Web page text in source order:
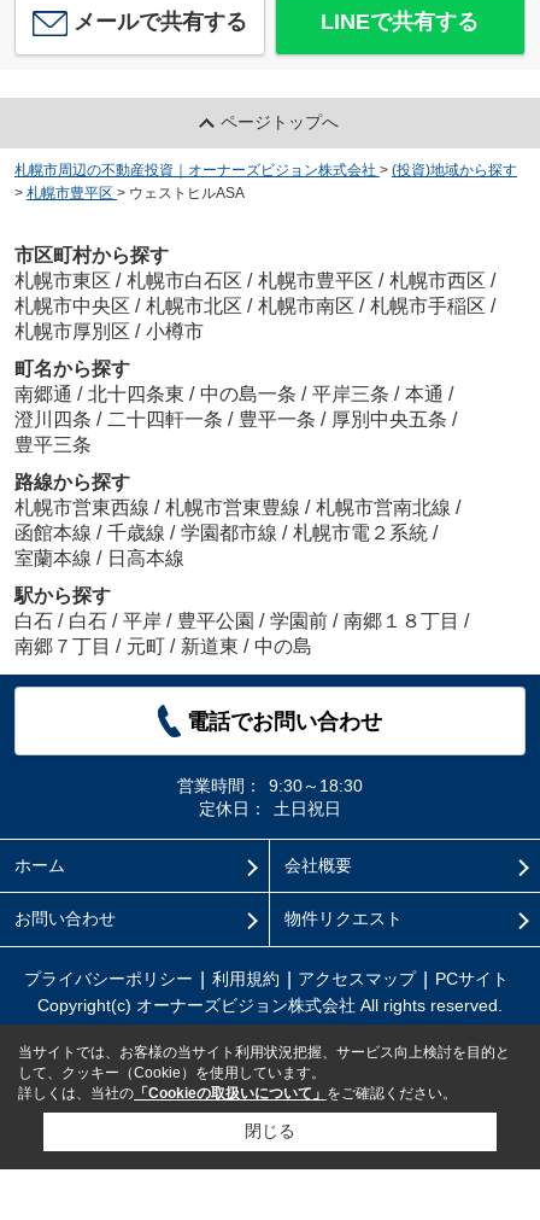
メールで共有する LINEで共有する
ページトップへ
札幌市周辺の不動産投資｜オーナーズビジョン株式会社 > (投資)地域から探す
> 札幌市豊平区 > ウェストヒルASA
市区町村から探す
札幌市東区 / 札幌市白石区 / 札幌市豊平区 / 札幌市西区 /
札幌市中央区 / 札幌市北区 / 札幌市南区 / 札幌市手稲区 /
札幌市厚別区 / 小樽市
町名から探す
南郷通 / 北十四条東 / 中の島一条 / 平岸三条 / 本通 /
澄川四条 / 二十四軒一条 / 豊平一条 / 厚別中央五条 /
豊平三条
路線から探す
札幌市営東西線 / 札幌市営東豊線 / 札幌市営南北線 /
函館本線 / 千歳線 / 学園都市線 / 札幌市電２系統 /
室蘭本線 / 日高本線
駅から探す
白石 / 白石 / 平岸 / 豊平公園 / 学園前 / 南郷１８丁目 /
南郷７丁目 / 元町 / 新道東 / 中の島
電話でお問い合わせ
営業時間：
9:30～18:30
定休日：
土日祝日
ホーム 会社概要
お問い合わせ 物件リクエスト
プライバシーポリシー 利用規約 アクセスマップ
PCサイト
Copyright(c) オーナーズビジョン株式会社 All rights reserved.
当サイトでは、お客様の当サイト利用状況把握、サービス向上検討を目的と
して、クッキー（Cookie）を使用しています。
詳しくは、当社の 「Cookieの取扱いについて」 をご確認ください。
閉じる